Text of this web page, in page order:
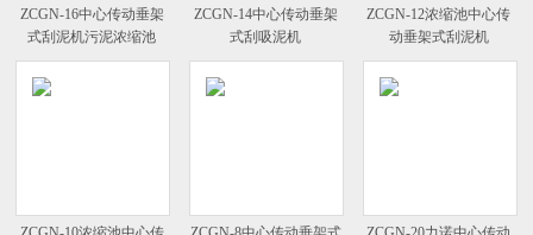
ZCGN-16中心传动垂架
式刮泥机污泥浓缩池
ZCGN-14中心传动垂架
式刮吸泥机
ZCGN-12浓缩池中心传
动垂架式刮泥机